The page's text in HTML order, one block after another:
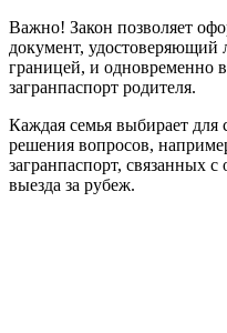
Важно! Закон позволяет
документ, удостоверяющий
границей, и одновременно
загранпаспорт родителя.
Каждая семья выбирает для
решения вопросов,
загранпаспорт, связанных
выезда за рубеж.